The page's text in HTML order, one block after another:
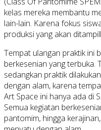
kelas mereka membantu
lain-lain. Karena fokus
produksi yang akan
Tempat ulangan praktik ini
berkesenian yang terbuka.
sedangkan praktik
dengan alam, karena
Art Space ini hanya ada di
Semua kegiatan
pantomim, hingga